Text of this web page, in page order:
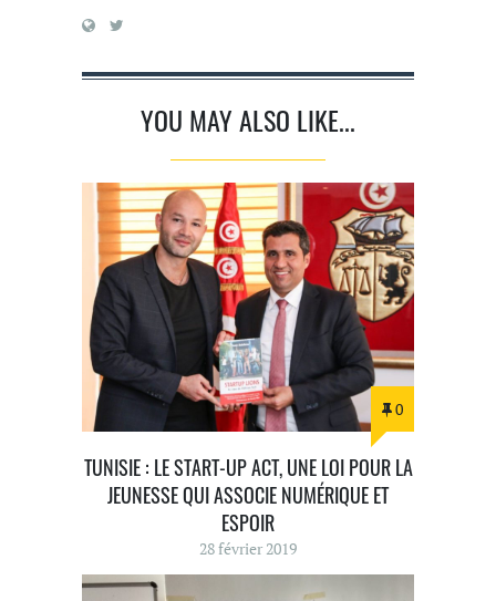
YOU MAY ALSO LIKE...
0
TUNISIE : LE START-UP ACT, UNE LOI POUR LA
JEUNESSE QUI ASSOCIE NUMÉRIQUE ET
ESPOIR
28 février 2019